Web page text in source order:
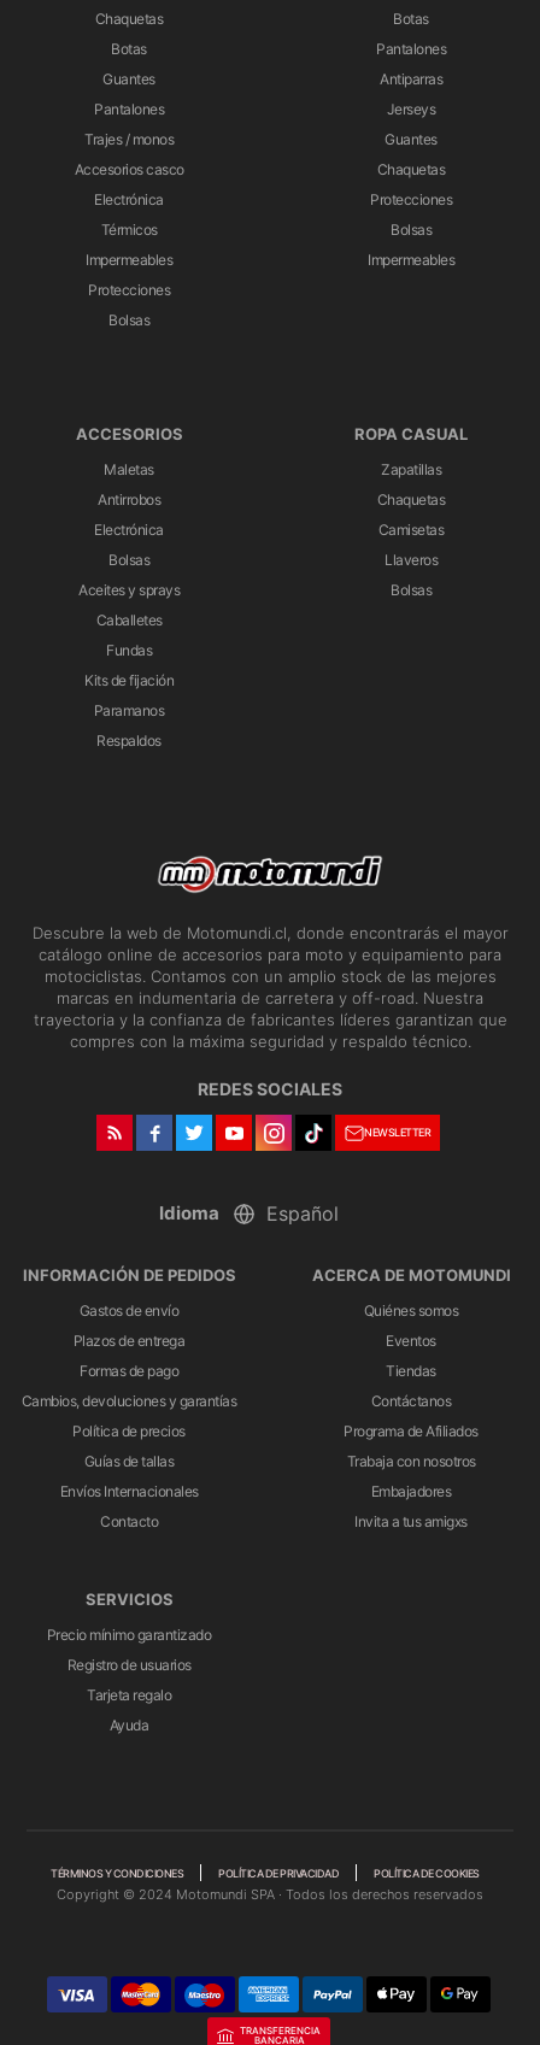
Chaquetas
Botas
Guantes
Pantalones
Trajes / monos
Accesorios casco
Electrónica
Térmicos
Impermeables
Protecciones
Bolsas
Botas
Pantalones
Antiparras
Jerseys
Guantes
Chaquetas
Protecciones
Bolsas
Impermeables
ACCESORIOS
Maletas
Antirrobos
Electrónica
Bolsas
Aceites y sprays
Caballetes
Fundas
Kits de fijación
Paramanos
Respaldos
ROPA CASUAL
Zapatillas
Chaquetas
Camisetas
Llaveros
Bolsas
Descubre la web de Motomundi.cl, donde encontrarás el mayor
catálogo online de accesorios para moto y equipamiento para
motociclistas. Contamos con un amplio stock de las mejores
marcas en indumentaria de carretera y off-road. Nuestra
trayectoria y la confianza de fabricantes líderes garantizan que
compres con la máxima seguridad y respaldo técnico.
REDES SOCIALES
NEWSLETTER
Idioma
INFORMACIÓN DE PEDIDOS
Gastos de envío
Plazos de entrega
Formas de pago
Cambios, devoluciones y garantías
Política de precios
Guías de tallas
Envíos Internacionales
Contacto
ACERCA DE MOTOMUNDI
Quiénes somos
Eventos
Tiendas
Contáctanos
Programa de Afiliados
Trabaja con nosotros
Embajadores
Invita a tus amigxs
SERVICIOS
Precio mínimo garantizado
Registro de usuarios
Tarjeta regalo
Ayuda
TÉRMINOS Y CONDICIONES POLÍTICA DE PRIVACIDAD POLÍTICA DE COOKIES
Copyright © 2024 Motomundi SPA · Todos los derechos reservados
TRANSFERENCIA
BANCARIA